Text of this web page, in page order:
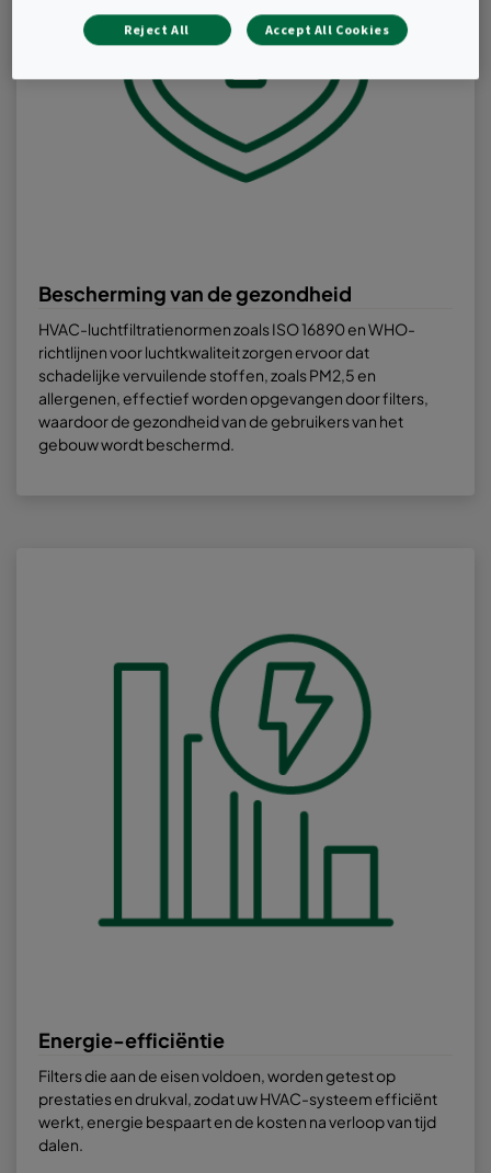
Bescherming van de gezondheid
HVAC-luchtfiltratienormen zoals ISO 16890 en WHO-
richtlijnen voor luchtkwaliteit zorgen ervoor dat
schadelijke vervuilende stoffen, zoals PM2,5 en
allergenen, effectief worden opgevangen door filters,
waardoor de gezondheid van de gebruikers van het
gebouw wordt beschermd.
Energie-efficiëntie
Filters die aan de eisen voldoen, worden getest op
prestaties en drukval, zodat uw HVAC-systeem efficiënt
werkt, energie bespaart en de kosten na verloop van tijd
dalen.
Reject All Accept All Cookies